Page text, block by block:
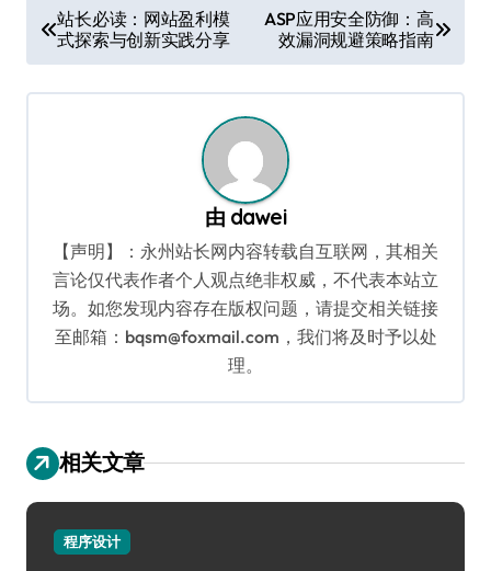
章
导
站长必读：网站盈利模
式探索与创新实践分享
ASP应用安全防御：高
效漏洞规避策略指南
由 dawei
【声明】：永州站长网内容转载自互联网，其相关
言论仅代表作者个人观点绝非权威，不代表本站立
场。如您发现内容存在版权问题，请提交相关链接
至邮箱：bqsm@foxmail.com，我们将及时予以处
理。
相关文章
程序设计